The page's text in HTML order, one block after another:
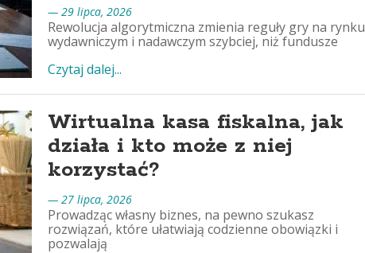
— 29 lipca, 2026
Rewolucja algorytmiczna zmienia reguły gry na rynku
wydawniczym i nadawczym szybciej, niż fundusze
Czytaj dalej...
Wirtualna kasa fiskalna, jak
działa i kto może z niej
korzystać?
— 27 lipca, 2026
Prowadząc własny biznes, na pewno szukasz
rozwiązań, które ułatwiają codzienne obowiązki i
pozwalają